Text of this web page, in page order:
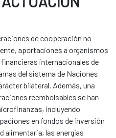
de cooperación no
aportaciones a organismos
internacionales de
del sistema de Naciones
bilateral. Además, una
reembolsables se han
incluyendo
en fondos de inversión
alimentaria, las energías